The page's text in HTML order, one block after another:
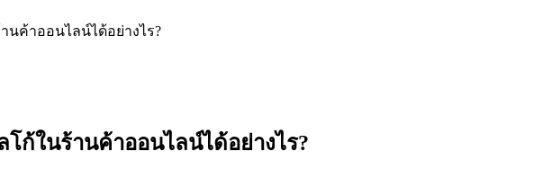
นค้าออนไลน์ได้อย่างไร?
ก้ในร้านค้าออนไลน์ได้อย่างไร?